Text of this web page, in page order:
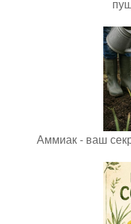
Аммиак - ваш